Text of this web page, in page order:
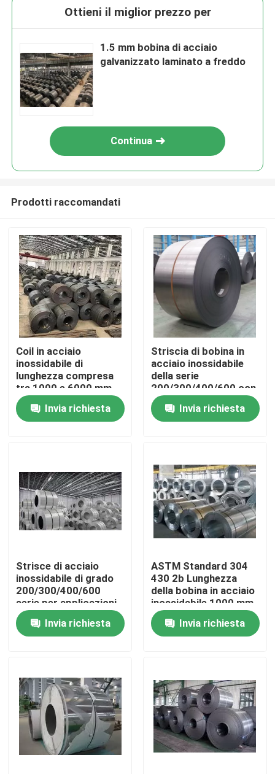
Casa.
Video
Su di noi
Visita alla fabbrica
Controllo della qualità
Chiedi un preventivo
Lamiera sottile di acciaio inossidabile
Ottieni il miglior prezzo per
1.5 mm bobina di acciaio
galvanizzato laminato a freddo
Continua
Prodotti raccomandati
Coil in acciaio
inossidabile di
lunghezza compresa
tra 1000 e 6000 mm
per prodotti ad alte
prestazioniInvia richiesta
Striscia di bobina in
acciaio inossidabile
della serie
200/300/400/600 con
bordo di
fessura/borda del
mulino per imballaggio
Invia richiesta
Strisce di acciaio
inossidabile di grado
200/300/400/600
serie per applicazioni
resistenti alla
corrosioneInvia richiesta
ASTM Standard 304
430 2b Lunghezza
della bobina in acciaio
inossidabile 1000 mm-
12000 mm
Invia richiesta